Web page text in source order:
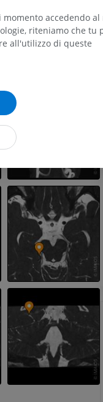
dell’arto inferiore
dell'anca
del ginocchio
TC del ginocchio
della caviglia e del
accedendo al
riteniamo che tu
all'utilizzo di queste